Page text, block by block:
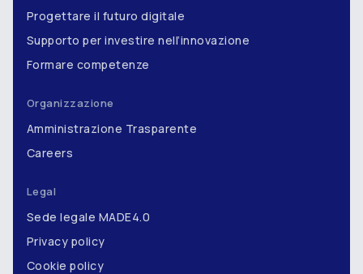
Progettare il futuro digitale
Supporto per investire nell’innovazione
Formare competenze
Organizzazione
Amministrazione Trasparente
Careers
Legal
Sede legale MADE4.0
Privacy policy
Cookie policy